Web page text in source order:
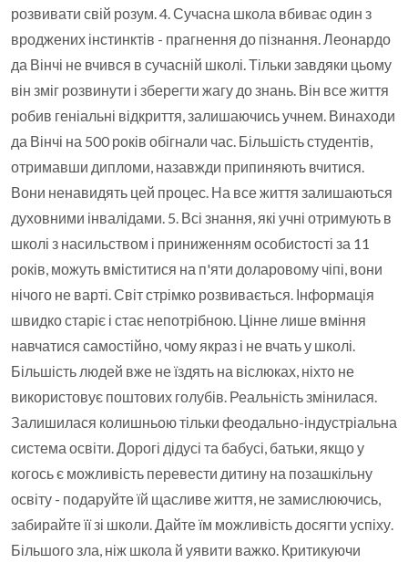
розвивати свій розум. 4. Сучасна школа вбиває один з
вроджених інстинктів - прагнення до пізнання. Леонардо
да Вінчі не вчився в сучасній школі. Тільки завдяки цьому
він зміг розвинути і зберегти жагу до знань. Він все життя
робив геніальні відкриття, залишаючись учнем. Винаходи
да Вінчі на 500 років обігнали час. Більшість студентів,
отримавши дипломи, назавжди припиняють вчитися.
Вони ненавидять цей процес. На все життя залишаються
духовними інвалідами. 5. Всі знання, які учні отримують в
школі з насильством і приниженням особистості за 11
років, можуть вміститися на п'яти доларовому чіпі, вони
нічого не варті. Світ стрімко розвивається. Інформація
швидко старіє і стає непотрібною. Цінне лише вміння
навчатися самостійно, чому якраз і не вчать у школі.
Більшість людей вже не їздять на віслюках, ніхто не
використовує поштових голубів. Реальність змінилася.
Залишилася колишньою тільки феодально-індустріальна
система освіти. Дорогі дідусі та бабусі, батьки, якщо у
когось є можливість перевести дитину на позашкільну
освіту - подаруйте їй щасливе життя, не замислюючись,
забирайте її зі школи. Дайте їм можливість досягти успіху.
Більшого зла, ніж школа й уявити важко. Критикуючи